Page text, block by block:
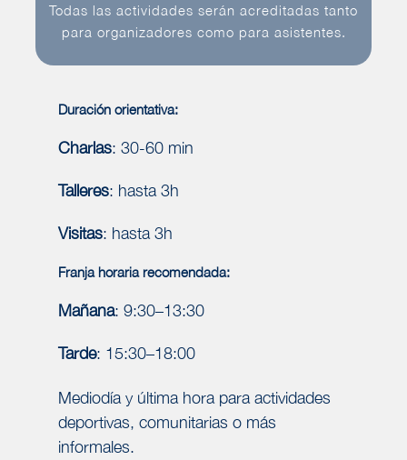
Todas las actividades serán acreditadas tanto
para organizadores como para asistentes.
Duración orientativa:
Charlas: 30-60 min
Talleres: hasta 3h
Visitas: hasta 3h
Franja horaria recomendada:
Mañana: 9:30–13:30
Tarde: 15:30–18:00
Mediodía y última hora para actividades
deportivas, comunitarias o más
informales.